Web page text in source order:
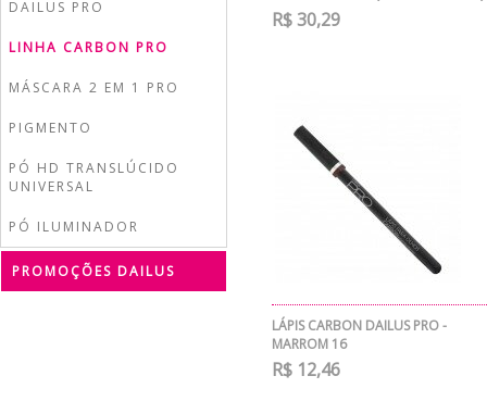
DAILUS PRO
LINHA CARBON PRO
MÁSCARA 2 EM 1 PRO
PIGMENTO
PÓ HD TRANSLÚCIDO
UNIVERSAL
PÓ ILUMINADOR
PROMOÇÕES DAILUS
R$ 30,29
LÁPIS CARBON DAILUS PRO -
MARROM 16
R$ 12,46